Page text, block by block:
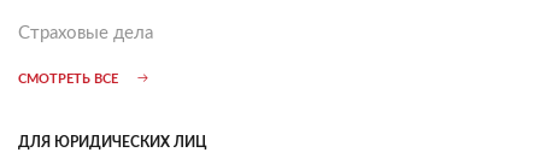
Страховые дела
СМОТРЕТЬ ВСЕ
ДЛЯ ЮРИДИЧЕСКИХ ЛИЦ